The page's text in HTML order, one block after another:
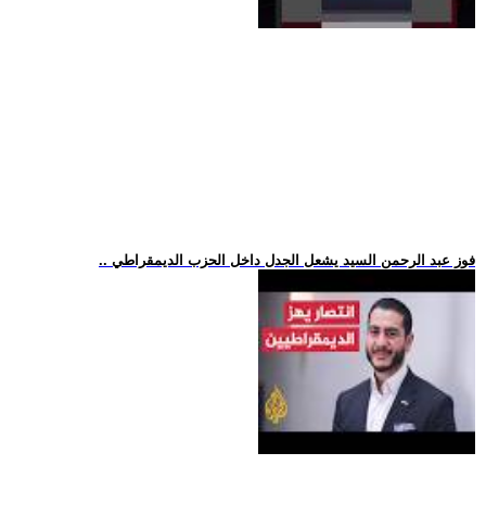
.. فوز عبد الرحمن السيد يشعل الجدل داخل الحزب الديمقراطي